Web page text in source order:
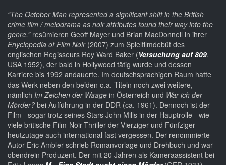
“The October Man represented a significant shift in the British
crime film / melodrama as noir attributes found their way into the
genre,”resümieren Geoff Mayer und Brian MacDonnell in ihrer
Enyclopedia of Film Noir(2007) zum Spielfilmdebüt des
englischen Regisseurs Roy Ward Baker (Versuchung auf 809,
USA 1952), der bald in Hollywood tätig wurde und dessen
Karriere bis 1992 andauerte. Im deutschsprachigen Raum hatte
das Werk neben den beiden o.a. Titeln noch zwei weitere,
nämlich Im Zeichen der Waage in Österreich und War ich der
Mörder? bei Aufführung in der DDR (ca. 1961). Dennoch ist der
Film - sogar trotz seines Stars John Mills in der Hauptrolle - wie
viele britische Film-Noir-Thriller der Vierziger und Fünfziger
heutzutage auch international fast vergessen. Der renommierte
Autor Eric Ambler schrieb Romanvorlage und Drehbuch und war
obendrein Produzent. Der mit 20 Jahren als Kameraassistent bei